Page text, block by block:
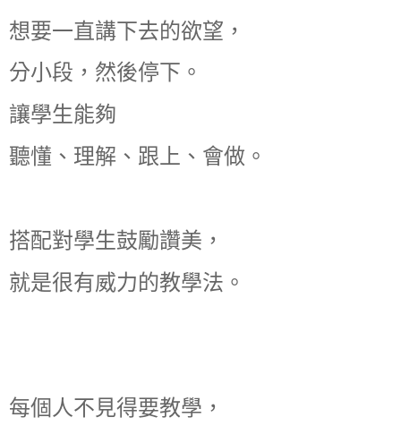
想要一直講下去的欲望，
分小段，然後停下。
讓學生能夠
聽懂、理解、跟上、會做。
搭配對學生鼓勵讚美，
就是很有威力的教學法。
每個人不見得要教學，